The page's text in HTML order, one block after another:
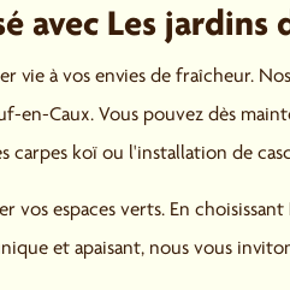
Les jardins
vie à vos envies de fraîcheur.
en-Caux. Vous pouvez dès
carpes koï ou l'installation de
espaces verts. En choisissant
et apaisant, nous vous